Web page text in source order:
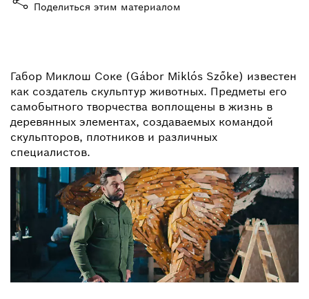
Поделиться этим материалом
Габор Миклош Соке (Gábor Miklós Szőke) известен
как создатель скульптур животных. Предметы его
самобытного творчества воплощены в жизнь в
деревянных элементах, создаваемых командой
скульпторов, плотников и различных
специалистов.